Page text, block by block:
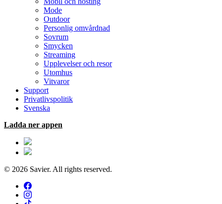
Mode
Outdoor
Personlig omvårdnad
Sovrum
Smycken
Streaming
Upplevelser och resor
Utomhus
Vitvaror
Support
Privatlivspolitik
Svenska
Ladda ner appen
© 2026 Savier. All rights reserved.